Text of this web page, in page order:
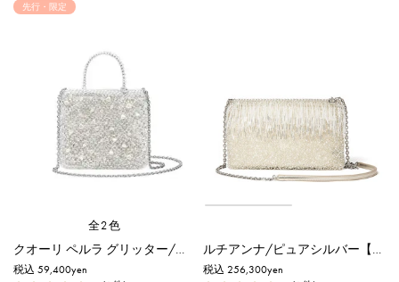
先行・限定
全2色
クオーリ ペルラ グリッター/スモール/ホワイトシルバー【オンラインストア先行販売商品】
税込 59,400yen
ルチアンナ/ピュアシルバー【一部店舗先行販売商品】
税込 256,300yen